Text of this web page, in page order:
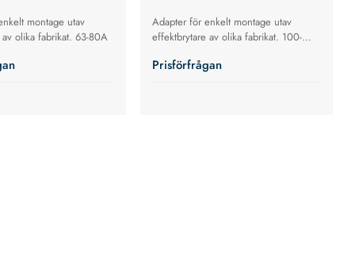
montage utav
olika fabrikat. 63-80A
Adapter för enkelt montage utav
effektbrytare av olika fabrikat. 100-
Prisförfrågan